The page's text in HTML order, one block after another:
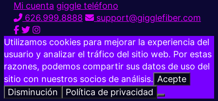
Mi cuenta giggle teléfono
626.999.8888
support@gigglefiber.com
Utilizamos cookies para mejorar la experiencia del
usuario y analizar el tráfico del sitio web. Por estas
razones, podemos compartir sus datos de uso del
sitio con nuestros socios de análisis. Acepte
Disminución
Política de privacidad